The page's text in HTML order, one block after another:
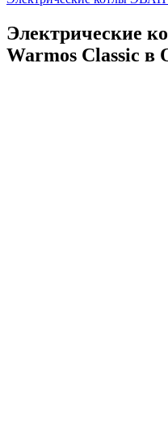
Электрические
Warmos Classic в